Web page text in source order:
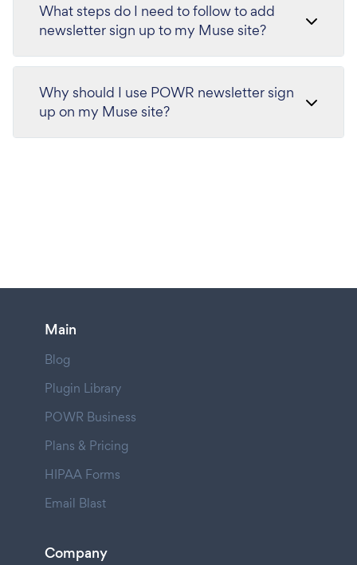
What steps do I need to follow to add
newsletter sign up to my Muse site?
Why should I use POWR newsletter sign
up on my Muse site?
Main
Blog
Plugin Library
POWR Business
Plans & Pricing
HIPAA Forms
Email Blast
Company